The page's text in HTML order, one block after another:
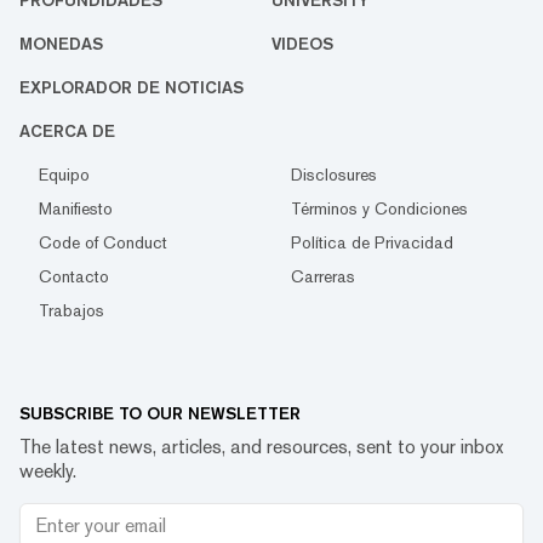
MONEDAS VIDEOS
EXPLORADOR DE NOTICIAS
ACERCA DE
Equipo
Disclosures
Manifiesto
Términos y Condiciones
Code of Conduct
Política de Privacidad
Contacto
Carreras
Trabajos
SUBSCRIBE TO OUR NEWSLETTER
The latest news, articles, and resources, sent to your inbox
weekly.